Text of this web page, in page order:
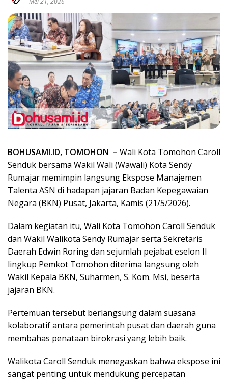
BOHUSAMI.ID, TOMOHON – Wali Kota Tomohon Caroll
Senduk bersama Wakil Wali (Wawali) Kota Sendy
Rumajar memimpin langsung Ekspose Manajemen
Talenta ASN di hadapan jajaran Badan Kepegawaian
Negara (BKN) Pusat, Jakarta, Kamis (21/5/2026).
Dalam kegiatan itu, Wali Kota Tomohon Caroll Senduk
dan Wakil Walikota Sendy Rumajar serta Sekretaris
Daerah Edwin Roring dan sejumlah pejabat eselon II
lingkup Pemkot Tomohon diterima langsung oleh
Wakil Kepala BKN, Suharmen, S. Kom. Msi, beserta
jajaran BKN.
Pertemuan tersebut berlangsung dalam suasana
kolaboratif antara pemerintah pusat dan daerah guna
membahas penataan birokrasi yang lebih baik.
Walikota Caroll Senduk menegaskan bahwa ekspose ini
sangat penting untuk mendukung percepatan